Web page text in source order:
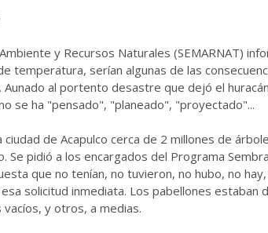
y Recursos Naturales (SEMARNAT)
temperatura, serían algunas de las
al portento desastre que dejó el
se ha "pensado", "planeado", "proyectado"...
de Acapulco cerca de 2 millones de
Se pidió a los encargados del Programa
que no tenían, no tuvieron, no hubo, no hay,
solicitud inmediata. Los pabellones estaban
y otros, a medias.